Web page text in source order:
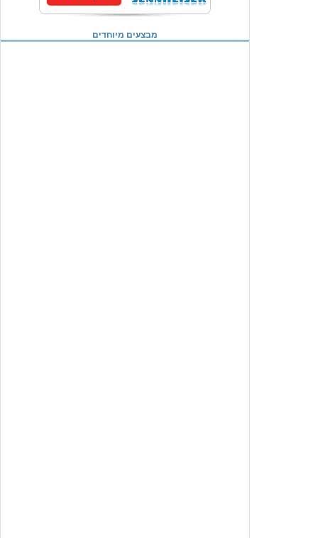
מבצעים מיוחדים